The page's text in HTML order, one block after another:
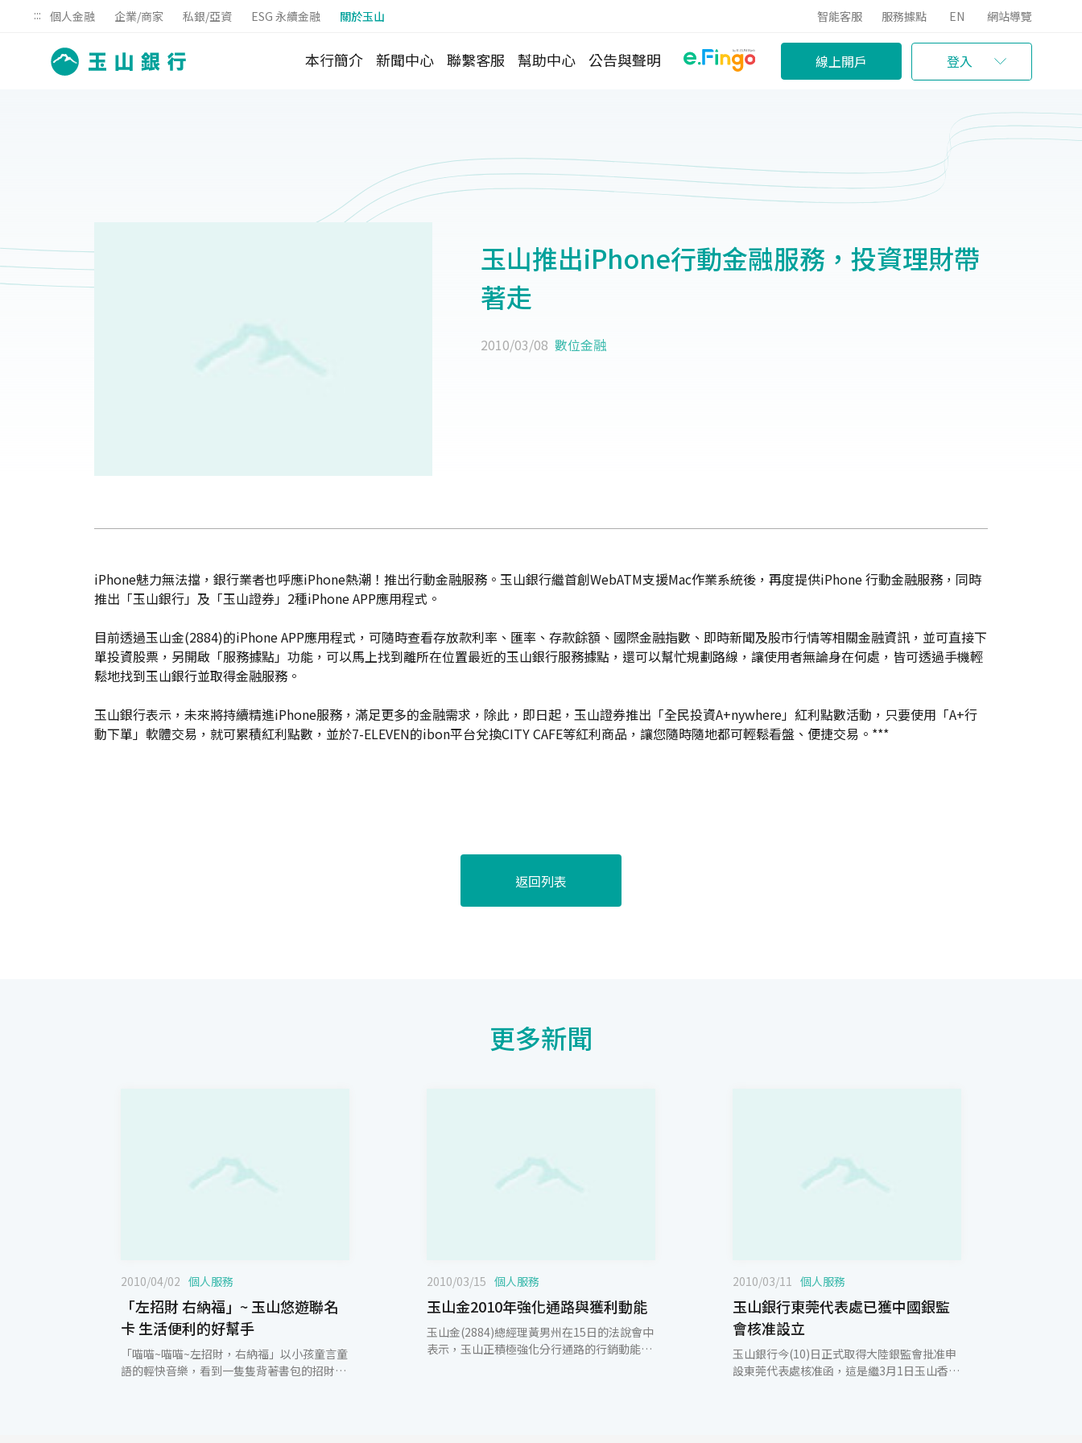
::: 個人金融 企業/商家 私銀/亞資 ESG 永續金融 關於玉山 智能客服 服務據點 EN 網站導覽
本行簡介 新聞中心 聯繫客服 幫助中心 公告與聲明 線上開戶 登入
玉山推出iPhone行動金融服務，投資理財帶
著走
2010/03/08 數位金融
iPhone魅力無法擋，銀行業者也呼應iPhone熱潮！推出行動金融服務。玉山銀行繼首創WebATM支援Mac作業系統後，再度提供iPhone 行動金融服務，同時
推出「玉山銀行」及「玉山證券」2種iPhone APP應用程式。
目前透過玉山金(2884)的iPhone APP應用程式，可隨時查看存放款利率、匯率、存款餘額、國際金融指數、即時新聞及股市行情等相關金融資訊，並可直接下
單投資股票，另開啟「服務據點」功能，可以馬上找到離所在位置最近的玉山銀行服務據點，還可以幫忙規劃路線，讓使用者無論身在何處，皆可透過手機輕
鬆地找到玉山銀行並取得金融服務。
玉山銀行表示，未來將持續精進iPhone服務，滿足更多的金融需求，除此，即日起，玉山證券推出「全民投資A+nywhere」紅利點數活動，只要使用「A+行
動下單」軟體交易，就可累積紅利點數，並於7-ELEVEN的ibon平台兌換CITY CAFE等紅利商品，讓您隨時隨地都可輕鬆看盤、便捷交易。***
返回列表
更多新聞
2010/04/02 個人服務
「左招財 右納福」~ 玉山悠遊聯名
卡 生活便利的好幫手
「喵喵~喵喵~左招財，右納福」以小孩童言童
語的輕快音樂，看到一隻隻背著書包的招財貓
2010/03/15 個人服務
玉山金2010年強化通路與獲利動能
玉山金(2884)總經理黃男州在15日的法說會中
表示，玉山正積極強化分行通路的行銷動能，
2010/03/11 個人服務
玉山銀行東莞代表處已獲中國銀監
會核准設立
玉山銀行今(10)日正式取得大陸銀監會批准申
設東莞代表處核准函，這是繼3月1日玉山香港